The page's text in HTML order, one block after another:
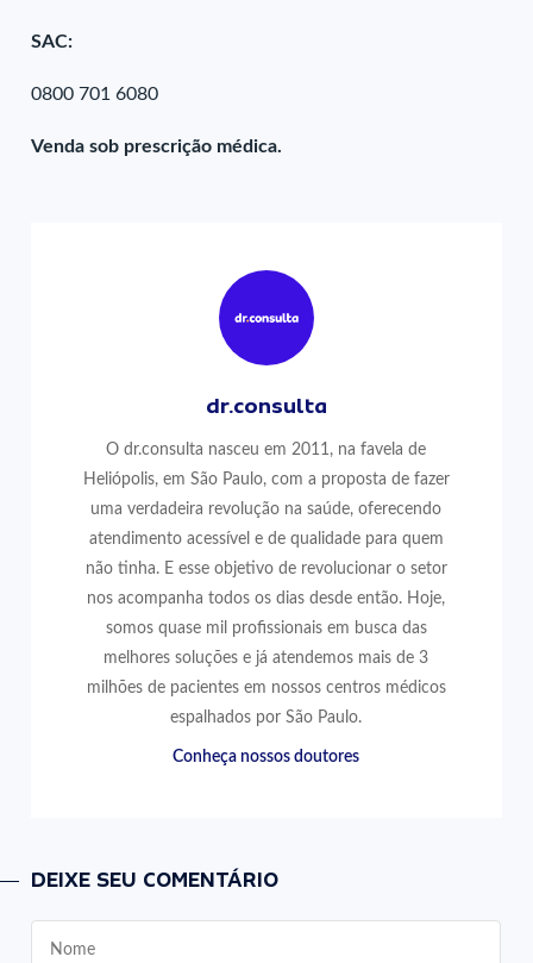
SAC:
0800 701 6080
Venda sob prescrição médica.
dr.consulta
O dr.consulta nasceu em 2011, na favela de
Heliópolis, em São Paulo, com a proposta de fazer
uma verdadeira revolução na saúde, oferecendo
atendimento acessível e de qualidade para quem
não tinha. E esse objetivo de revolucionar o setor
nos acompanha todos os dias desde então. Hoje,
somos quase mil profissionais em busca das
melhores soluções e já atendemos mais de 3
milhões de pacientes em nossos centros médicos
espalhados por São Paulo.
Conheça nossos doutores
DEIXE SEU COMENTÁRIO